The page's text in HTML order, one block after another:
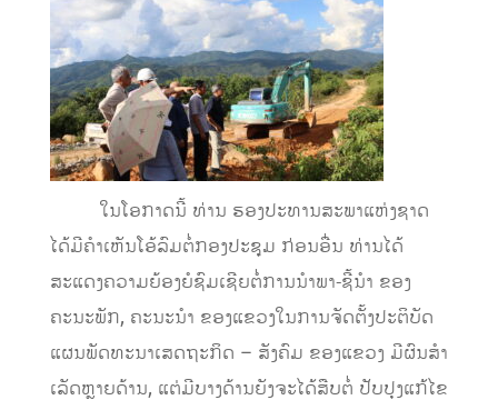
ໃນໂອກາດນີ້ ທ່ານ ຮອງປະທານສະພາແຫ່ງຊາດ
ໄດ້ມີຄຳເຫັນໂອ້ລົມຕໍ່ກອງປະຊຸມ ກ່ອນອື່ນ ທ່ານໄດ້
ສະແດງຄວາມຍ້ອງຍໍຊົມເຊີຍຕໍ່ການນຳພາ-ຊີ້ນຳ ຂອງ
ຄະນະພັກ, ຄະນະນຳ ຂອງແຂວງໃນການຈັດຕັ້ງປະຕິບັດ
ແຜນພັດທະນາເສດຖະກິດ – ສັງຄົມ ຂອງແຂວງ ມີຜົນສໍາ
ເລັດຫຼາຍດ້ານ, ແຕ່ມີບາງດ້ານຍັງຈະໄດ້ສືບຕໍ່ ປັບປຸງແກ້ໄຂ